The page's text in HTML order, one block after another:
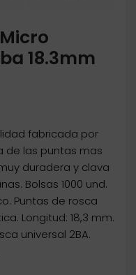
18.3mm
fabricada por
de las puntas mas
duradera y clava
Bolsas 1000 und.
Puntas de rosca
Longitud: 18,3 mm.
universal 2BA.